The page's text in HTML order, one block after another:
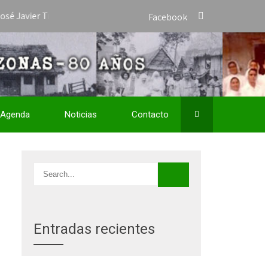
Travieso como Vicario Apostólico de San José del Amazonas
Facebook
Agenda Noticias Contacto
Entradas recientes